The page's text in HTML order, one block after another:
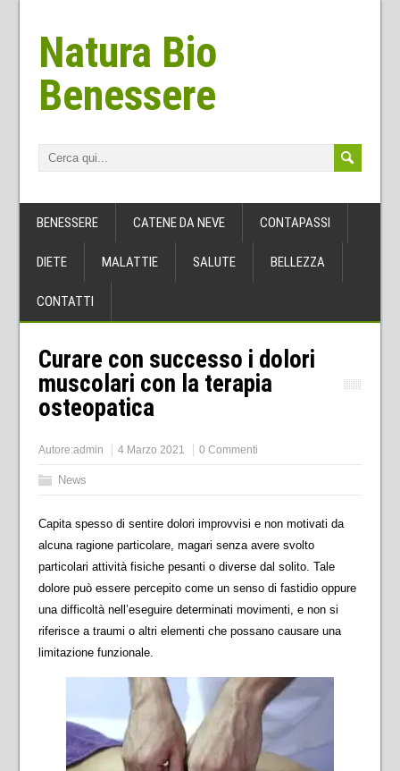
Natura Bio
Benessere
BENESSERE CATENE DA NEVE CONTAPASSI
DIETE MALATTIE SALUTE BELLEZZA
CONTATTI
Curare con successo i dolori
muscolari con la terapia
osteopatica
Autore:admin 4 Marzo 2021 0 Commenti
News
Capita spesso di sentire dolori improvvisi e non motivati da
alcuna ragione particolare, magari senza avere svolto
particolari attività fisiche pesanti o diverse dal solito. Tale
dolore può essere percepito come un senso di fastidio oppure
una difficoltà nell’eseguire determinati movimenti, e non si
riferisce a traumi o altri elementi che possano causare una
limitazione funzionale.